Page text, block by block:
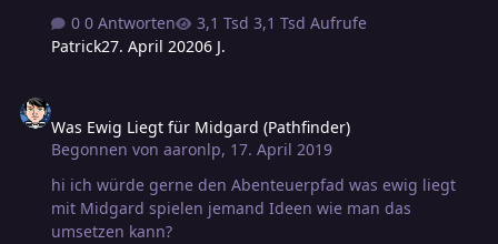
0 Antworten
3,1 Tsd Aufrufe
Patrick27. April 20206 J.
Was Ewig Liegt für Midgard (Pathfinder)
Begonnen vonaaronlp, 17. April 2019
hi ich würde gerne den Abenteuerpfad was ewig liegt
mit Midgard spielen jemand Ideen wie man das
umsetzen kann?